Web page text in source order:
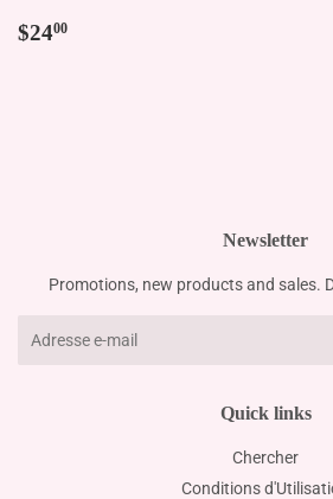
Prix
$2400
Newsletter
Promotions, new products and sales.
Quick links
Chercher
Conditions